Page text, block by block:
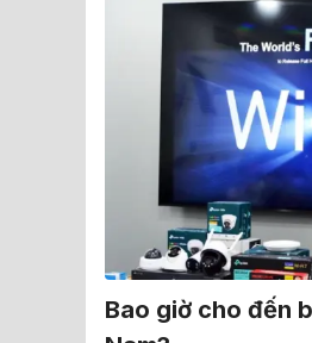
Bao giờ cho đến